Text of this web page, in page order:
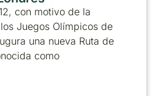
con motivo de la
Juegos Olímpicos de
una nueva Ruta de
como